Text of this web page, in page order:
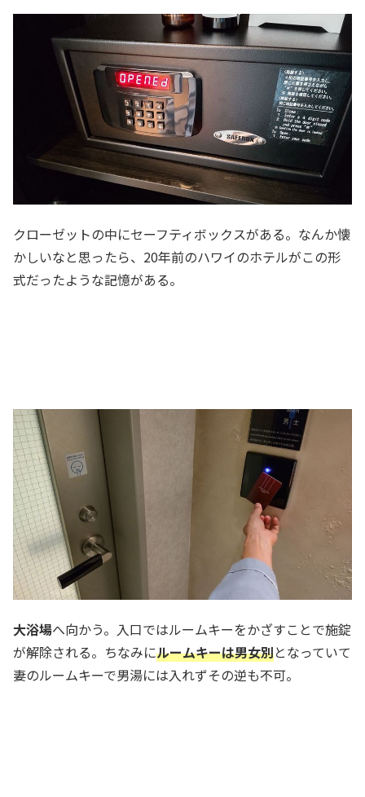
クローゼットの中にセーフティボックスがある。なんか懐
かしいなと思ったら、20年前のハワイのホテルがこの形
式だったような記憶がある。
大浴場へ向かう。入口ではルームキーをかざすことで施錠
が解除される。ちなみにルームキーは男女別となっていて
妻のルームキーで男湯には入れずその逆も不可。